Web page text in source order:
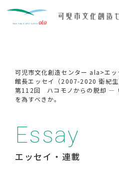
可児市文化創造センター ala>エ
館長エッセイ（2007-2020 衛紀生
第112回 ハコモノからの脱却 ―
を為すべきか。
Essay
エッセイ・連載